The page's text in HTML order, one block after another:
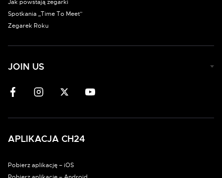
Jak powstają zegarki
Spotkania „Time To Meet”
Zegarek Roku
JOIN US
APLIKACJA CH24
Pobierz aplikację – iOS